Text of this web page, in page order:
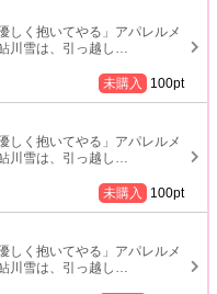
しく抱いてやる」アパレルメ
川雪は、引っ越し …
未購入 100pt
しく抱いてやる」アパレルメ
川雪は、引っ越し …
未購入 100pt
しく抱いてやる」アパレルメ
川雪は、引っ越し …